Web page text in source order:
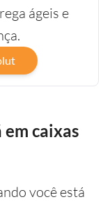
ágeis e
caixas
você está